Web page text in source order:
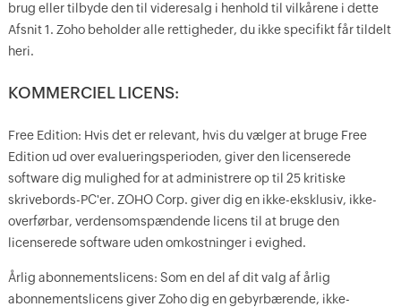
brug eller tilbyde den til videresalg i henhold til vilkårene i dette
Afsnit 1. Zoho beholder alle rettigheder, du ikke specifikt får tildelt
heri.
KOMMERCIEL LICENS:
Free Edition: Hvis det er relevant, hvis du vælger at bruge Free
Edition ud over evalueringsperioden, giver den licenserede
software dig mulighed for at administrere op til 25 kritiske
skrivebords-PC'er. ZOHO Corp. giver dig en ikke-eksklusiv, ikke-
overførbar, verdensomspændende licens til at bruge den
licenserede software uden omkostninger i evighed.
Årlig abonnementslicens: Som en del af dit valg af årlig
abonnementslicens giver Zoho dig en gebyrbærende, ikke-